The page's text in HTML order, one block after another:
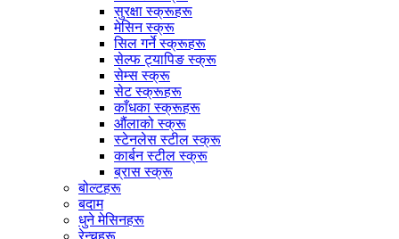
सुरक्षा स्क्रूहरू
मेसिन स्क्रू
सिल गर्ने स्क्रूहरू
सेल्फ ट्यापिङ स्क्रू
सेम्स स्क्रू
सेट स्क्रूहरू
काँधका स्क्रूहरू
औंलाको स्क्रू
स्टेनलेस स्टील स्क्रू
कार्बन स्टील स्क्रू
ब्रास स्क्रू
बोल्टहरू
बदाम
धुने मेसिनहरू
रेन्चहरू